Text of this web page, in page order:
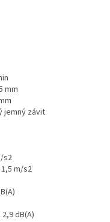
mm
jemný závit
s2
1,5 m/s2
2,9 dB(A)